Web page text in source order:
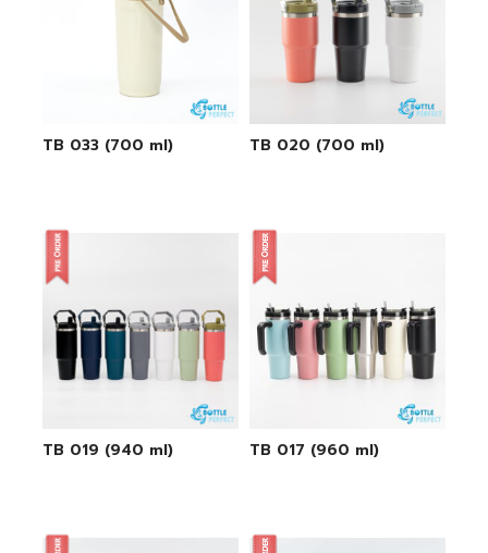
TB 033 (700 ml) TB 020 (700 ml)
TB 019 (940 ml) TB 017 (960 ml)